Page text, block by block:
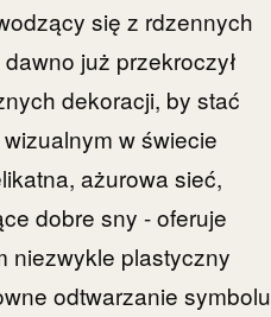
się z rdzennych
już przekroczył
dekoracji, by stać
w świecie
ażurowa sieć,
dobre sny - oferuje
niezwykle plastyczny
odtwarzanie symbolu